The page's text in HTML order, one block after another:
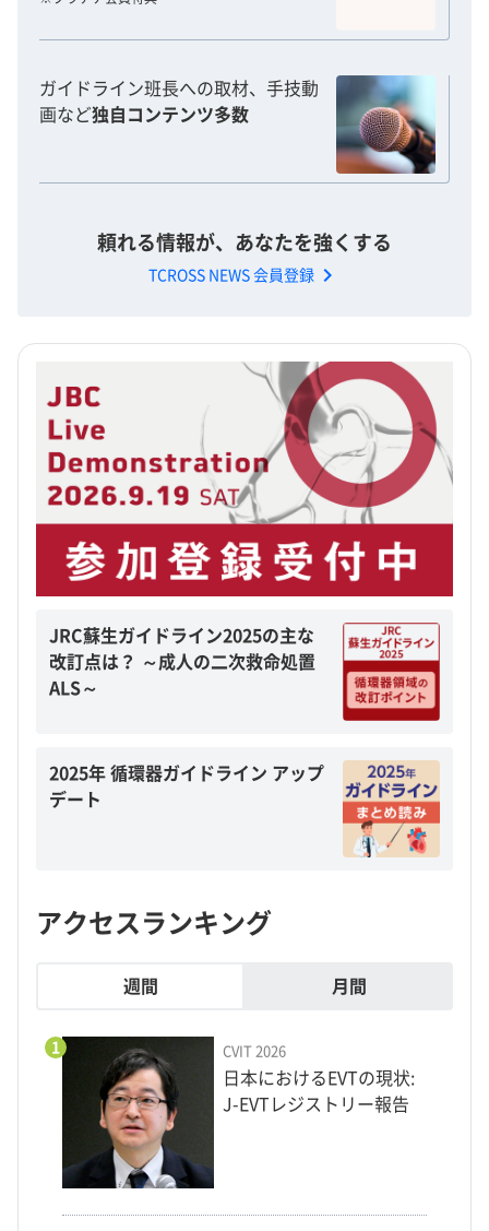
ガイドライン班長への取材、手技動
画など独自コンテンツ多数
頼れる情報が、あなたを強くする
TCROSS NEWS 会員登録 chevron_right
JRC蘇生ガイドライン2025の主な
改訂点は？ ～成人の二次救命処置
ALS～
2025年 循環器ガイドライン アップ
デート
アクセスランキング
週間 月間
1 CVIT 2026
日本におけるEVTの現状:
J-EVTレジストリー報告